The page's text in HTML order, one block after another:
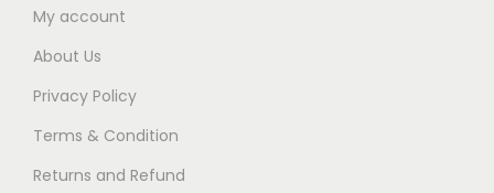
My account
About Us
Privacy Policy
Terms & Condition
Returns and Refund